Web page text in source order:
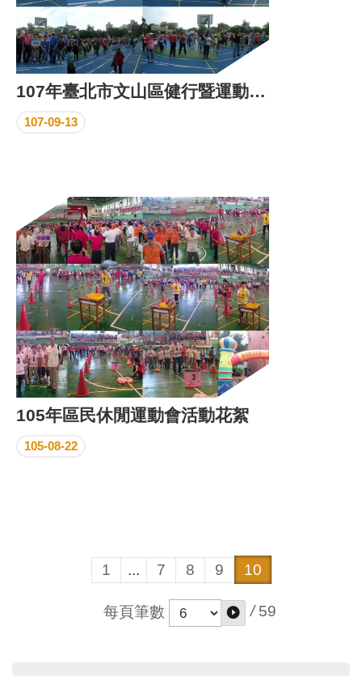
107年臺北市文山區健行暨運動社團運動表演活動
107-09-13
105年區民休閒運動會活動花絮
105-08-22
1 ... 7 8 9 10
每頁筆數 / 59